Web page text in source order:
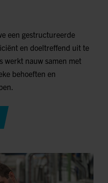
een gestructureerde
en doeltreffend uit te
werkt nauw samen met
behoeften en